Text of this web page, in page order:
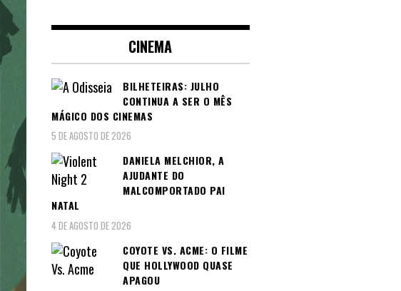
CINEMA
BILHETEIRAS: JULHO
CONTINUA A SER O MÊS
MÁGICO DOS CINEMAS
5 DE AGOSTO DE 2026
DANIELA MELCHIOR, A
AJUDANTE DO
MALCOMPORTADO PAI
NATAL
4 DE AGOSTO DE 2026
COYOTE VS. ACME: O FILME
QUE HOLLYWOOD QUASE
APAGOU